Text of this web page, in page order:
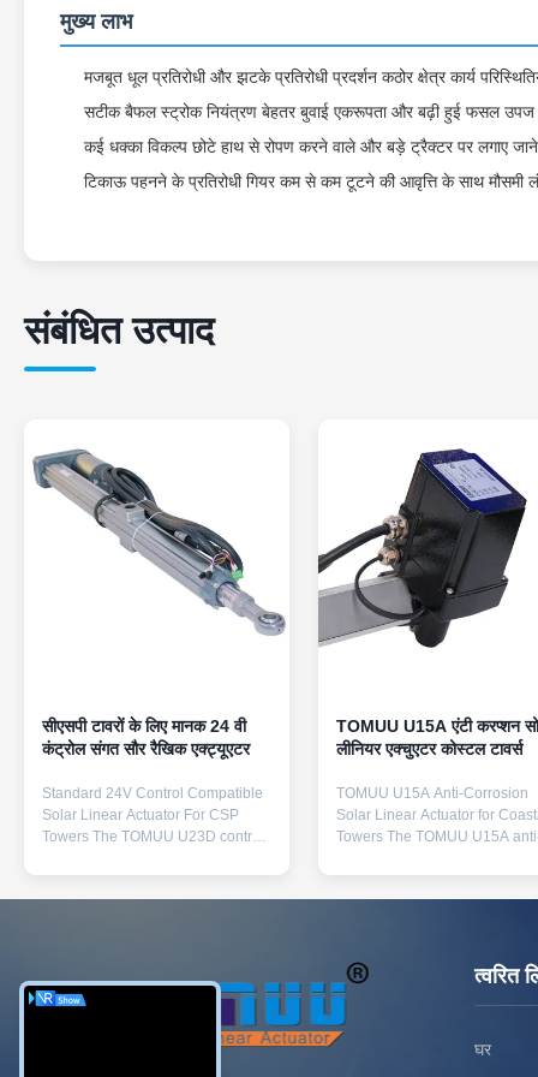
मुख्य लाभ
मजबूत धूल प्रतिरोधी और झटके प्रतिरोधी प्रदर्शन कठोर क्षेत्र कार्य
सटीक बैफल स्ट्रोक नियंत्रण बेहतर बुवाई एकरूपता और बढ़ी हुई फसल उपज के
कई धक्का विकल्प छोटे हाथ से रोपण करने वाले और बड़े ट्रैक्टर पर लगाए
टिकाऊ पहनने के प्रतिरोधी गियर कम से कम टूटने की आवृत्ति के साथ
संबंधित उत्पाद
सीएसपी टावरों के लिए मानक 24 वी
कंट्रोल संगत सौर रैखिक एक्ट्यूएटर
Standard 24V Control Compatible
Solar Linear Actuator For CSP
Towers The TOMUU U23D control-
engineered to match all
mainstream 24V PLC solar
supply, this actuator delivers ...
TOMUU U15A एंटी करप्शन
लीनियर एक्चुएटर कोस्टल टावर्स
TOMUU U15A Anti-Corrosion
Solar Linear Actuator for
Towers The TOMUU U15A
features reinforced coated
housing specifically designed
tracking applications.
24V DC input, ...
त्वरित
घर